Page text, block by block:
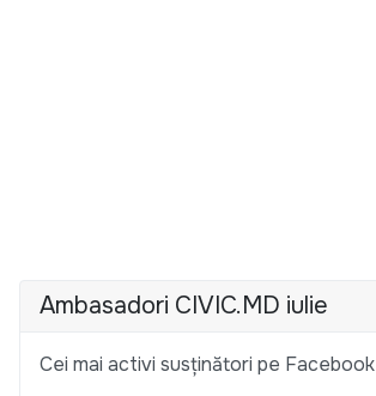
Ambasadori CIVIC.MD iulie
Cei mai activi susținători pe Facebook